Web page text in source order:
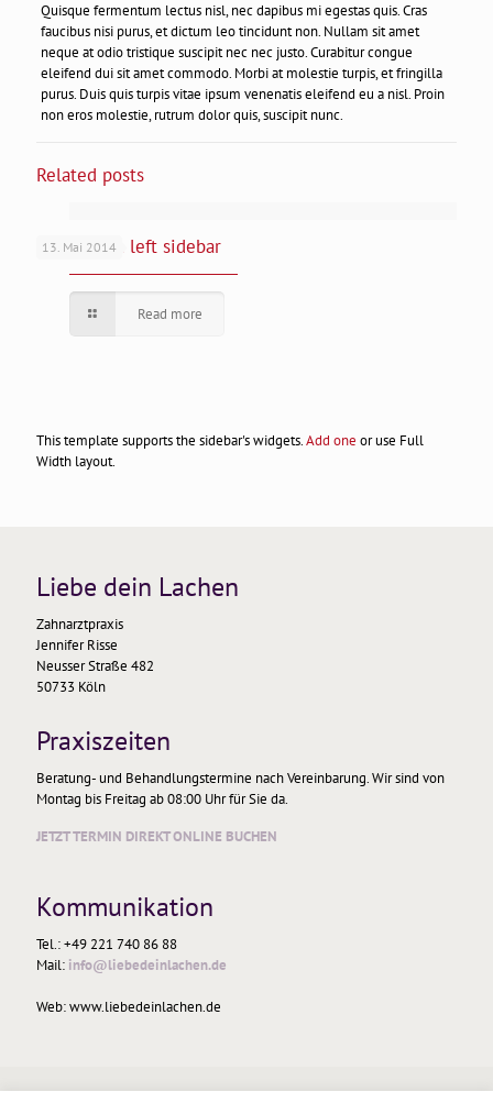
Quisque fermentum lectus nisl, nec dapibus mi egestas quis. Cras
faucibus nisi purus, et dictum leo tincidunt non. Nullam sit amet
neque at odio tristique suscipit nec nec justo. Curabitur congue
eleifend dui sit amet commodo. Morbi at molestie turpis, et fringilla
purus. Duis quis turpis vitae ipsum venenatis eleifend eu a nisl. Proin
non eros molestie, rutrum dolor quis, suscipit nunc.
Related posts
13. Mai 2014
Video with left sidebar
Read more
This template supports the sidebar's widgets.Add one or use Full
Width layout.
Liebe dein Lachen
Zahnarztpraxis
Jennifer Risse
Neusser Straße 482
50733 Köln
Praxiszeiten
Beratung- und Behandlungstermine nach Vereinbarung. Wir sind von
Montag bis Freitag ab 08:00 Uhr für Sie da.
JETZT TERMIN DIREKT ONLINE BUCHEN
Kommunikation
Tel.: +49 221 740 86 88
Mail: info@liebedeinlachen.de
Web: www.liebedeinlachen.de